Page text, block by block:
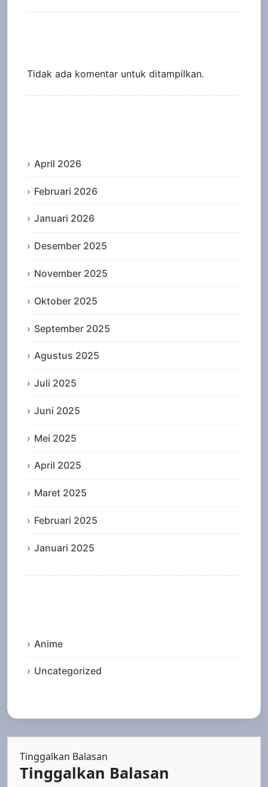
Tidak ada komentar untuk ditampilkan.
April 2026
Februari 2026
Januari 2026
Desember 2025
November 2025
Oktober 2025
September 2025
Agustus 2025
Juli 2025
Juni 2025
Mei 2025
April 2025
Maret 2025
Februari 2025
Januari 2025
Anime
Uncategorized
Tinggalkan Balasan
Tinggalkan Balasan